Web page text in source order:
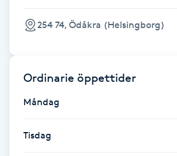
Hudföryngring
Huduppstramning
254 74, Ödåkra (Helsingborg)
Ordinarie öppettider
Måndag
Tisdag